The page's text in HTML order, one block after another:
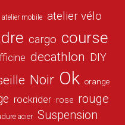
atelier mobile atelier vélo
cargo course
decathlon DIY
Noir Ok orange
rockrider rose rouge
acier Suspension